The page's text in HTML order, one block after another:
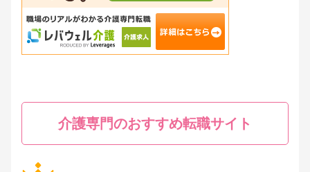
介護専門のおすすめ転職サイト